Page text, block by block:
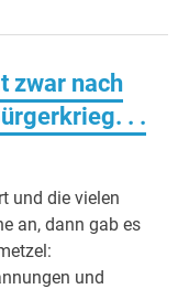
zwar nach
. .
und die vielen
an, dann gab es
und